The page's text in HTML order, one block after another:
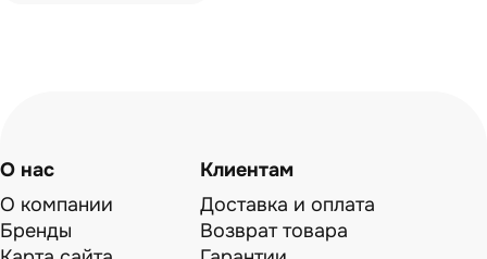
О нас
О компании
Бренды
Клиентам
Доставка и оплата
Возврат товара